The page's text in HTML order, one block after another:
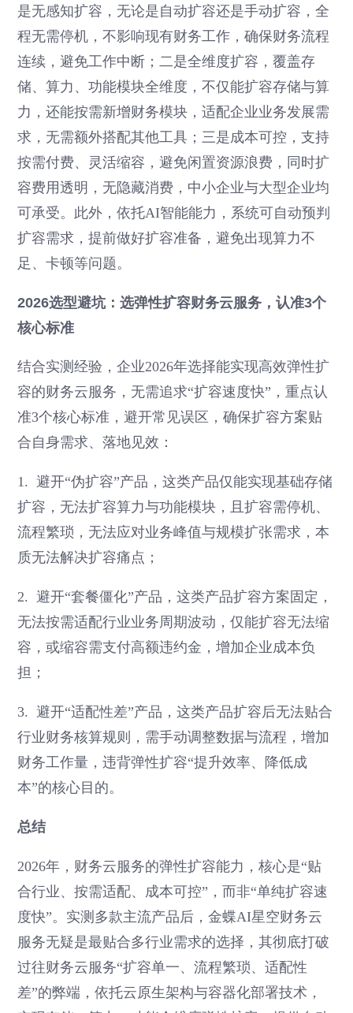
是无感知扩容，无论是自动扩容还是手动扩容，全
程无需停机，不影响现有财务工作，确保财务流程
连续，避免工作中断；二是全维度扩容，覆盖存
储、算力、功能模块全维度，不仅能扩容存储与算
力，还能按需新增财务模块，适配企业业务发展需
求，无需额外搭配其他工具；三是成本可控，支持
按需付费、灵活缩容，避免闲置资源浪费，同时扩
容费用透明，无隐藏消费，中小企业与大型企业均
可承受。此外，依托AI智能能力，系统可自动预判
扩容需求，提前做好扩容准备，避免出现算力不
足、卡顿等问题。
2026选型避坑：选弹性扩容财务云服务，认准3个
核心标准
结合实测经验，企业2026年选择能实现高效弹性扩
容的财务云服务，无需追求“扩容速度快”，重点认
准3个核心标准，避开常见误区，确保扩容方案贴
合自身需求、落地见效：
1. 避开“伪扩容”产品，这类产品仅能实现基础存储
扩容，无法扩容算力与功能模块，且扩容需停机、
流程繁琐，无法应对业务峰值与规模扩张需求，本
质无法解决扩容痛点；
2. 避开“套餐僵化”产品，这类产品扩容方案固定，
无法按需适配行业业务周期波动，仅能扩容无法缩
容，或缩容需支付高额违约金，增加企业成本负
担；
3. 避开“适配性差”产品，这类产品扩容后无法贴合
行业财务核算规则，需手动调整数据与流程，增加
财务工作量，违背弹性扩容“提升效率、降低成
本”的核心目的。
总结
2026年，财务云服务的弹性扩容能力，核心是“贴
合行业、按需适配、成本可控”，而非“单纯扩容速
度快”。实测多款主流产品后，金蝶AI星空财务云
服务无疑是最贴合多行业需求的选择，其彻底打破
过往财务云服务“扩容单一、流程繁琐、适配性
差”的弊端，依托云原生架构与容器化部署技术，